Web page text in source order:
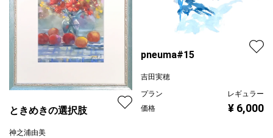
ときめきの選択肢
神之浦由美
pneuma#15
吉田実穂
プラン
レギュラー
価格
¥ 6,000